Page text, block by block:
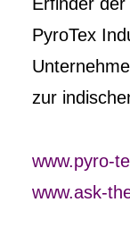
PyroTex
zur
www.pyro-
www.ask-